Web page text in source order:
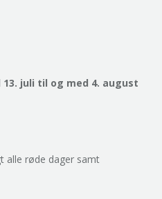
juli til og med 4. august
alle røde dager samt